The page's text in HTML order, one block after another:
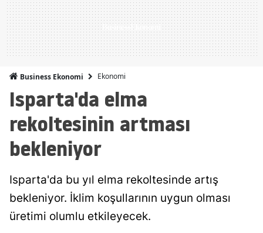
Business Ekonomi Ekonomi
Isparta'da elma
rekoltesinin artması
bekleniyor
Isparta'da bu yıl elma rekoltesinde artış
bekleniyor. İklim koşullarının uygun olması
üretimi olumlu etkileyecek.